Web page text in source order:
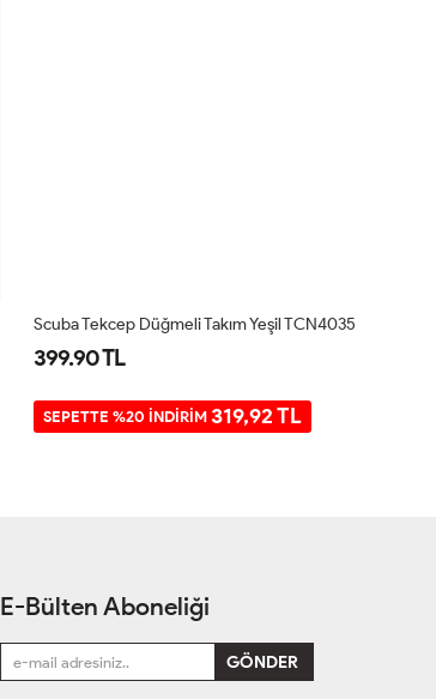
Scuba Tekcep Düğmeli Takım Yeşil TCN4035
399.90 TL
SEPETTE %20 İNDİRİM 319,92 TL
E-Bülten Aboneliği